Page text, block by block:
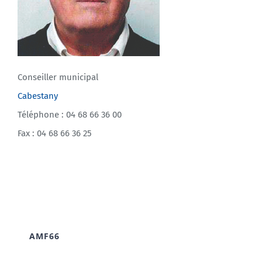
Conseiller municipal
Cabestany
Téléphone : 04 68 66 36 00
Fax : 04 68 66 36 25
AMF66